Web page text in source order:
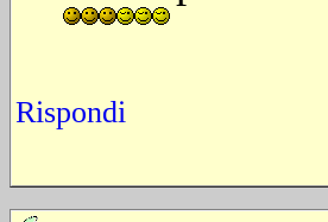
Rispondi